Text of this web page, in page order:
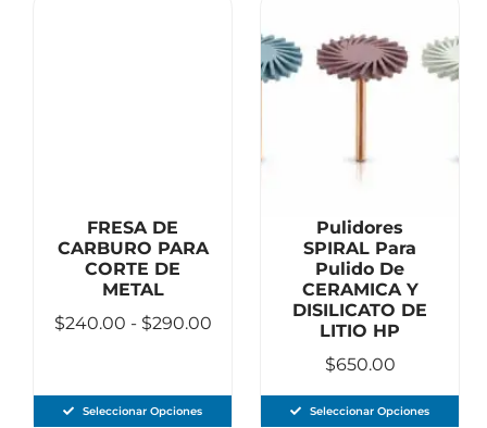
FRESA DE
CARBURO PARA
CORTE DE
METAL
$240.00 - $290.00
Seleccionar Opciones
Pulidores
SPIRAL Para
Pulido De
CERAMICA Y
DISILICATO DE
LITIO HP
$650.00
Seleccionar Opciones